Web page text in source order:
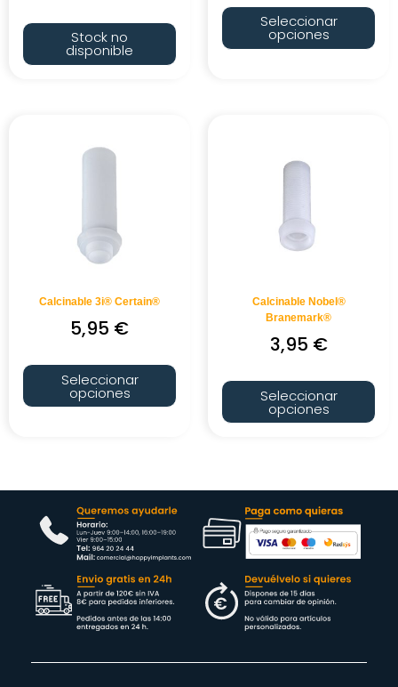
Stock no
disponible
Seleccionar
opciones
Calcinable 3i® Certain®
5,95 €
Seleccionar
opciones
Calcinable Nobel®
Branemark®
3,95 €
Seleccionar
opciones